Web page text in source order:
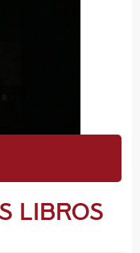
libros